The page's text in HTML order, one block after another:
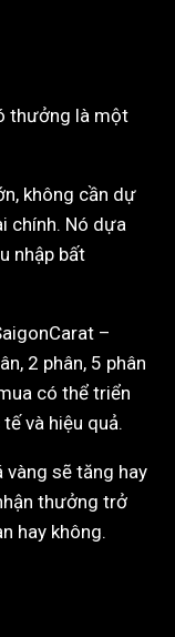
thưởng là một
không cần dự
chính. Nó dựa
nhập bất
–
2 phân, 5 phân
có thể triển
và hiệu quả.
vàng sẽ tăng hay
thưởng trở
hay không.